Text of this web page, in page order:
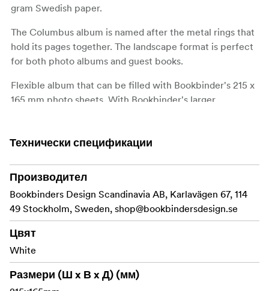
gram Swedish paper.
The Columbus album is named after the metal rings that
hold its pages together. The landscape format is perfect
for both photo albums and guest books.
Flexible album that can be filled with Bookbinder's 215 x
165 mm photo sheets. With Bookbinder's larger
if the album is used as a guest book, for example.
Place of manufacture: EU
Size: Small
Number of sheets / pages: 20 / 40
Size outer dimensions: 220 x 165 mm
Size inside: 215 x 165 mm
Size inner dimensions: 195 x 165 mm (for photos)
Технически спецификации
Производител
Bookbinders Design Scandinavia AB, Karlavägen 67, 114
49 Stockholm, Sweden, shop@bookbindersdesign.se
Цвят
White
Размери (Ш x В x Д) (мм)